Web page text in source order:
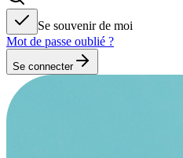
Se souvenir de moi
Mot de passe oublié ?
Se connecter